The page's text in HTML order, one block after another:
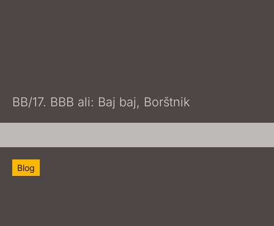
BB/17. BBB ali: Baj baj, Borštnik
Blog